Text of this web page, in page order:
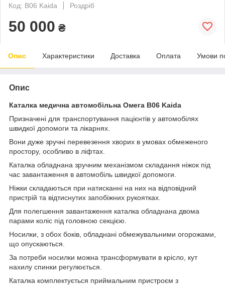
Код: В06 Kaida
Роздріб
50 000 ₴
Опис Характеристики Доставка Оплата Умови
Опис
Каталка медична автомобільна Омега В06 Kaida
Призначені для транспортування пацієнтів у автомобілях
швидкої допомоги та лікарнях.
Вони дуже зручні перевезення хворих в умовах обмеженого
простору, особливо в ліфтах.
Каталка обладнана зручним механізмом складання ніжок під
час завантаження в автомобіль швидкої допомоги.
Ніжки складаються при натисканні на них на відповідний
пристрій та відтиснутих запобіжних рукоятках.
Для полегшення завантаження каталка обладнана двома
парами коліс під головною секцією.
Носилки, з обох боків, обладнані обмежувальними огорожами,
що опускаються.
За потреби носилки можна трансформувати в крісло, кут
нахилу спинки регулюється.
Каталка комплектується приймальним пристроєм з